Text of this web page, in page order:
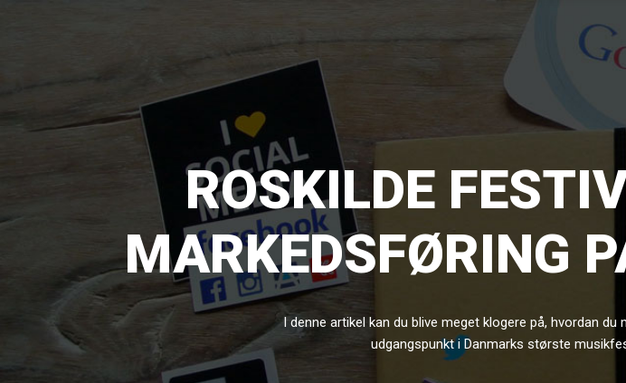
ROSKILDE
MARKEDSFØRING
I denne artikel kan du blive meget klogere på, hvordan
udgangspunkt i Danmarks største